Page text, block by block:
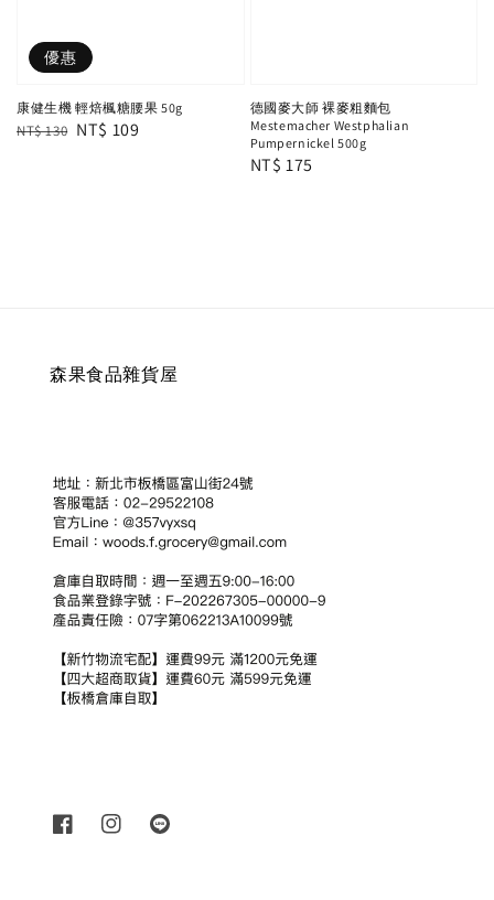
優惠
康健生機 輕焙楓糖腰果 50g
Regular
NT$ 130 Sale
NT$ 109
德國麥大師 裸麥粗麵包
Mestemacher Westphalian
Pumpernickel 500g
Regular
NT$ 175
森果食品雜貨屋